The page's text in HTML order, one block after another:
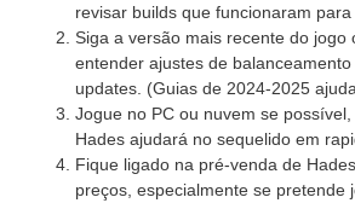
revisar builds que funcionaram para
Siga a versão mais recente do jogo
entender ajustes de
updates. (Guias de 2024-2025
Jogue no PC ou nuvem se
Hades ajudará no sequelido em
Fique ligado na pré-venda de
preços, especialmente se pretende